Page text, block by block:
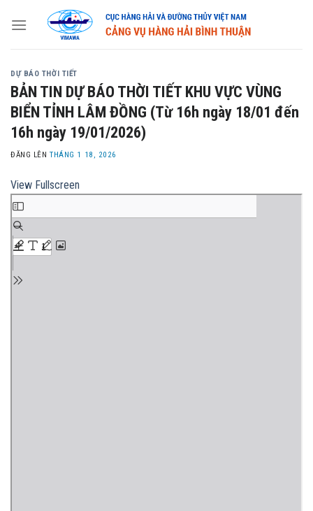
DỰ BÁO THỜI TIẾT
BẢN TIN DỰ BÁO THỜI TIẾT KHU VỰC VÙNG
BIỂN TỈNH LÂM ĐỒNG (Từ 16h ngày 18/01 đến
16h ngày 19/01/2026)
ĐĂNG LÊNTHÁNG 1 18, 2026
View Fullscreen